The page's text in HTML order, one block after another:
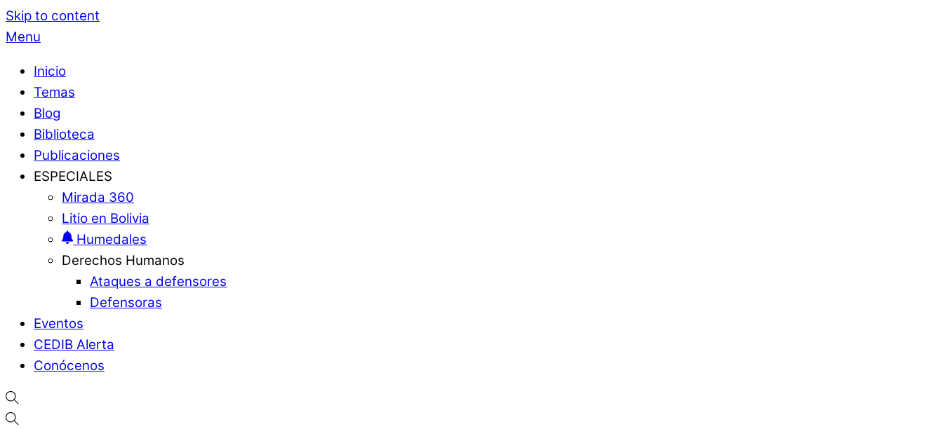
Skip to content
Menu
Inicio
Temas
Blog
Biblioteca
Publicaciones
ESPECIALES
Mirada 360
Litio en Bolivia
Humedales
Derechos Humanos
Ataques a defensores
Defensoras
Eventos
CEDIB Alerta
Conócenos